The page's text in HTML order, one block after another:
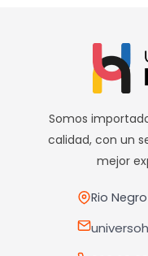
Las
se
en
la
Somos
calidad, con un
mejor
Rio